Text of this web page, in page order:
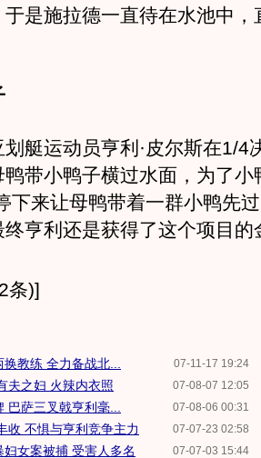
是施拉德一直待在水池中，
运动员亨利·皮尔斯在1/4
带小鸭子横过水面，为了小
下来让母鸭带着一群小鸭先
亨利还是获得了这个项目的
条)]
07-11-17 19:24
教练 全力备战北...
07-08-07 12:05
夫之妇 火辣内衣照
07-08-06 00:31
萨三叉戟亨利毫...
07-07-23 02:58
收 不惧与亨利竞争主力
07-07-03 15:44
女案被捕 受害人多名